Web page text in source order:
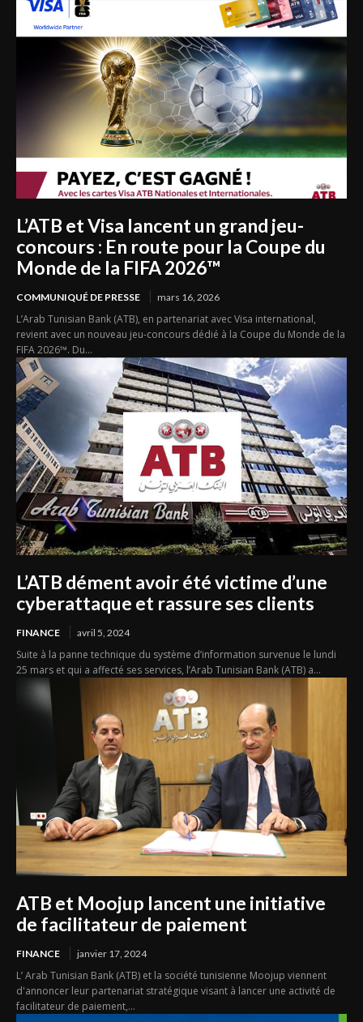
L’ATB et Visa lancent un grand jeu-
concours : En route pour la Coupe du
Monde de la FIFA 2026™
COMMUNIQUÉ DE PRESSE mars 16, 2026
L’Arab Tunisian Bank (ATB), en partenariat avec Visa international,
revient avec un nouveau jeu-concours dédié à la Coupe du Monde de la
FIFA 2026™. Du...
L’ATB dément avoir été victime d’une
cyberattaque et rassure ses clients
FINANCE avril 5, 2024
Suite à la panne technique du système d’information survenue le lundi
25 mars et qui a affecté ses services, l’Arab Tunisian Bank (ATB) a...
ATB et Moojup lancent une initiative
de facilitateur de paiement
FINANCE janvier 17, 2024
L’ Arab Tunisian Bank (ATB) et la société tunisienne Moojup viennent
d'annoncer leur partenariat stratégique visant à lancer une activité de
facilitateur de paiement,...